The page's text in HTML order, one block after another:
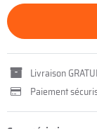
Livraison
Paiement